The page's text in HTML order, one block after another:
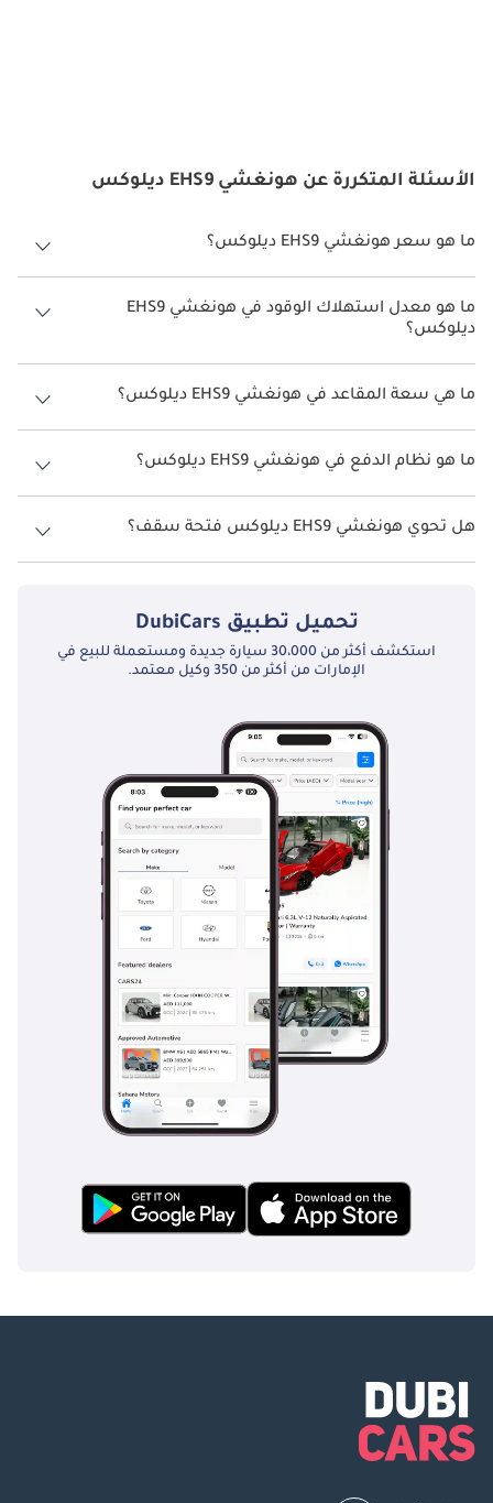
الأسئلة المتكررة عن هونغشي EHS9 ديلوكس
ما هو سعر هونغشي EHS9 ديلوكس؟
سعر هونغشي EHS9 ديلوكس هو درهم 495,000.
ما هو معدل استهلاك الوقود في هونغشي EHS9
ديلوكس؟
يبلغ معدل استهلاك الوقود المقترح من الشركة المصنعة لسيارة هونغشي
EHS9 2026 من 380 كم - 515 كم.
ما هي سعة المقاعد في هونغشي EHS9 ديلوكس؟
تتسع هونغشي EHS9 ديلوكس لأ 7 أشخاص.
ما هو نظام الدفع في هونغشي EHS9 ديلوكس؟
نظام الدفع في هونغشي EHS9 All Wheel Drive ديلوكس.
هل تحوي هونغشي EHS9 ديلوكس فتحة سقف؟
نعم توفر هونغشي EHS9 ديلوكس فتحة السقف كخيار.
تحميل تطبيق DubiCars
استكشف أكثر من 30،000 سيارة جديدة ومستعملة للبيع في
الإمارات من أكثر من 350 وكيل معتمد.